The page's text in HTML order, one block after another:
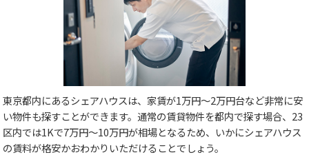
東京都内にあるシェアハウスは、家賃が1万円～2万円台など非常に安
い物件も探すことができます。通常の賃貸物件を都内で探す場合、23
区内では1Kで7万円～10万円が相場となるため、いかにシェアハウス
の賃料が格安かおわかりいただけることでしょう。